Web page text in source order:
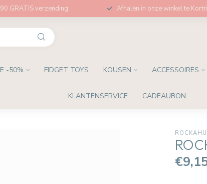
GRATIS verzending Afhalen in onze winkel te
-50% FIDGET TOYS KOUSEN ACCESSOIRES
KLANTENSERVICE CADEAUBON.